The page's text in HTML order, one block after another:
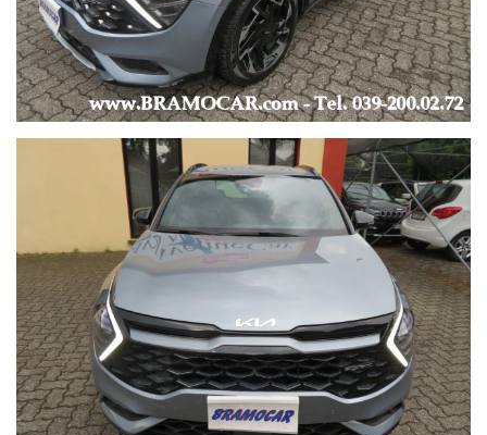
HILL HOLDER -
INTERNI IN PELLE e STOFFA -
SENSORI LUCE e PIOGGIA -
SENSORI PARCHEGGIO ANTERIORI e POSTERIORI -
TELECAMERA POSTERIORE -
SERVOSTERZO -
SPECCHIETTI REGOLABILI e RECLINABILI
ELETTRICAMENTE -
REGOLAZIONE ELETTRICA DEI SEDILI -
SEDILI RISCALDATI -
START & STOP -
VETRI POSTERIORI OSCURATI -
VOLANTE IN PELLE -
-
--- EXTRA ---
-
CERCHI IN LEGA DA 19’’ -
OMOLOGATA 5 POSTI -
KIT COMPRESSORE -
SEDILI SPORTIVI / SEDILE REGOLABILE IN ALTEZZA -